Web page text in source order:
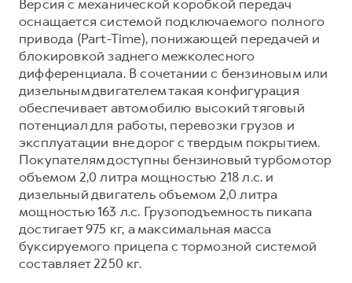
Коллекция CITY
Коллекция Базовая
Коллекция Детская
Коллекция Детская
Версия с механической коробкой передач
оснащается системой подключаемого полного
привода (Part-Time), понижающей передачей и
блокировкой заднего межколесного
дифференциала. В сочетании с бензиновым или
дизельным двигателем такая конфигурация
обеспечивает автомобилю высокий тяговый
потенциал для работы, перевозки грузов и
эксплуатации вне дорог с твердым покрытием.
Покупателям доступны бензиновый турбомотор
объемом 2,0 литра мощностью 218 л.с. и
дизельный двигатель объемом 2,0 литра
мощностью 163 л.с. Грузоподъемность пикапа
достигает 975 кг, а максимальная масса
буксируемого прицепа с тормозной системой
составляет 2250 кг.